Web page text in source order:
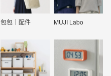
包包｜配件 MUJI Labo